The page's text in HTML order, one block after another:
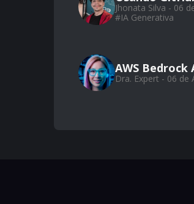
Jhonata Silva - 06
#IA Generativa
AWS Bedrock
Dra. Expert - 06 de